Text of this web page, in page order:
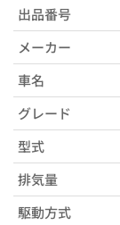
出品番号
メーカー
車名
グレード
型式
排気量
駆動方式